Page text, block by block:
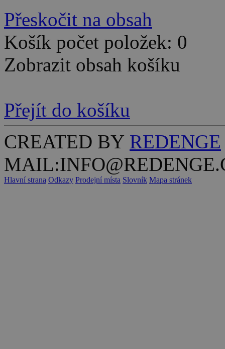
Přeskočit na obsah
Košík počet položek: 0
Zobrazit obsah košíku
Přejít do košíku
CREATED BY REDENGE
Hlavní strana Odkazy Prodejní místa Slovník Mapa stránek